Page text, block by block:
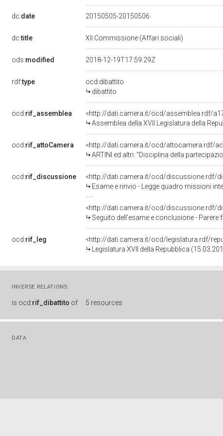
dc:date 20150505-20150506
dc:title XII Commissione (Affari sociali)
ods:modified 2018-12-19T17:59:29Z
rdf:type
ocd:dibattito
dibattito
ocd:rif_assemblea
<http://dati.camera.it/ocd/assemblea.rdf/
Assemblea della XVII Legislatura della
ocd:rif_attoCamera
<http://dati.camera.it/ocd/attocamera.rdf/
ARTINI ed altri: "Disciplina della
ocd:rif_discussione
<http://dati.camera.it/ocd/discussione.rdf/
Esame e rinvio - Legge quadro missioni
<http://dati.camera.it/ocd/discussione.rdf/
Seguito dell'esame e conclusione -
ocd:rif_leg
<http://dati.camera.it/ocd/legislatura.rdf/
Legislatura XVII della Repubblica
INVERSE RELATIONS
is ocd:rif_dibattito of 5 resources
DATA